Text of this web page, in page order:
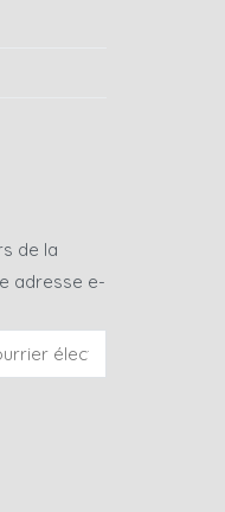
de la
adresse e-